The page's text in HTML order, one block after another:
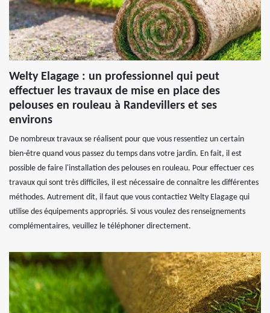
Welty Elagage : un professionnel qui peut
effectuer les travaux de mise en place des
pelouses en rouleau à Randevillers et ses
environs
De nombreux travaux se réalisent pour que vous ressentiez un certain
bien-être quand vous passez du temps dans votre jardin. En fait, il est
possible de faire l'installation des pelouses en rouleau. Pour effectuer ces
travaux qui sont très difficiles, il est nécessaire de connaître les différentes
méthodes. Autrement dit, il faut que vous contactiez Welty Elagage qui
utilise des équipements appropriés. Si vous voulez des renseignements
complémentaires, veuillez le téléphoner directement.